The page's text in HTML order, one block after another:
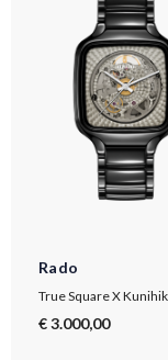
Rado
€ 3.000,00